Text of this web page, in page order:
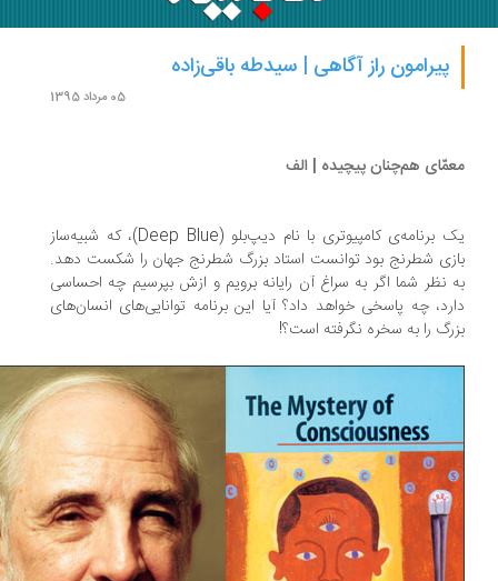
پیرامون راز آگاهی | سیدطه باقی‌زاده
هم‌چنان پیچیده | الف
یک برنامه‌ی کامپیوتری با نام دیپ‌بلو (Deep Blue)، که شبیه‌ساز
شطرنج بود توانست استاد بزرگ شطرنج جهان را شکست دهد.
نظر شما اگر به سراغ آن رایانه برویم و ازش بپرسیم چه احساسی
چه پاسخی خواهد داد؟ آیا این برنامه توانایی‌های انسان‌های
را به سخره نگرفته است؟!